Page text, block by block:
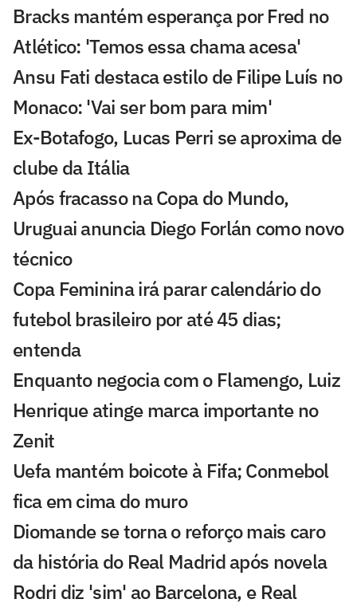
Bracks mantém esperança por Fred no
Atlético: 'Temos essa chama acesa'
Ansu Fati destaca estilo de Filipe Luís no
Monaco: 'Vai ser bom para mim'
Ex-Botafogo, Lucas Perri se aproxima de
clube da Itália
Após fracasso na Copa do Mundo,
Uruguai anuncia Diego Forlán como novo
técnico
Copa Feminina irá parar calendário do
futebol brasileiro por até 45 dias;
entenda
Enquanto negocia com o Flamengo, Luiz
Henrique atinge marca importante no
Zenit
Uefa mantém boicote à Fifa; Conmebol
fica em cima do muro
Diomande se torna o reforço mais caro
da história do Real Madrid após novela
Rodri diz 'sim' ao Barcelona, e Real